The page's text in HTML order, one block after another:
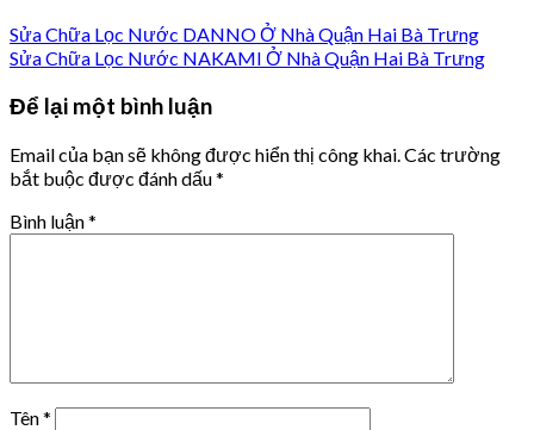
Sửa Chữa Lọc Nước DANNO Ở Nhà Quận Hai Bà Trưng
Sửa Chữa Lọc Nước NAKAMI Ở Nhà Quận Hai Bà Trưng
Để lại một bình luận
Email của bạn sẽ không được hiển thị công khai. Các trường
bắt buộc được đánh dấu*
Bình luận*
Tên*